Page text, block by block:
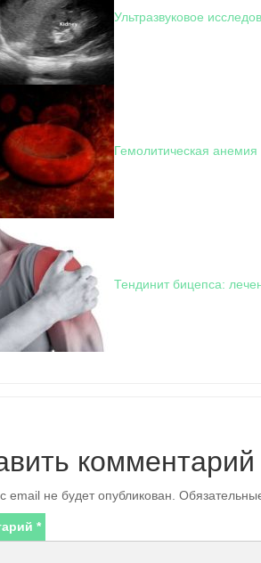
Ультразвуковое
Гемолитическая
Тендинит бицепса:
комментарий
email не будет опубликован.
*